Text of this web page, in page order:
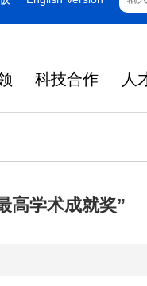
科技合作 人
高学术成就奖”